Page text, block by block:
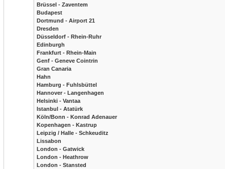
Brüssel - Zaventem
Budapest
Dortmund - Airport 21
Dresden
Düsseldorf - Rhein-Ruhr
Edinburgh
Frankfurt - Rhein-Main
Genf - Geneve Cointrin
Gran Canaria
Hahn
Hamburg - Fuhlsbüttel
Hannover - Langenhagen
Helsinki - Vantaa
Istanbul - Atatürk
Köln/Bonn - Konrad Adenauer
Kopenhagen - Kastrup
Leipzig / Halle - Schkeuditz
Lissabon
London - Gatwick
London - Heathrow
London - Stansted